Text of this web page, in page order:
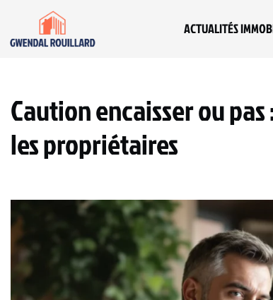
ACTUALITÉS
Caution encaisser ou
les propriétaires